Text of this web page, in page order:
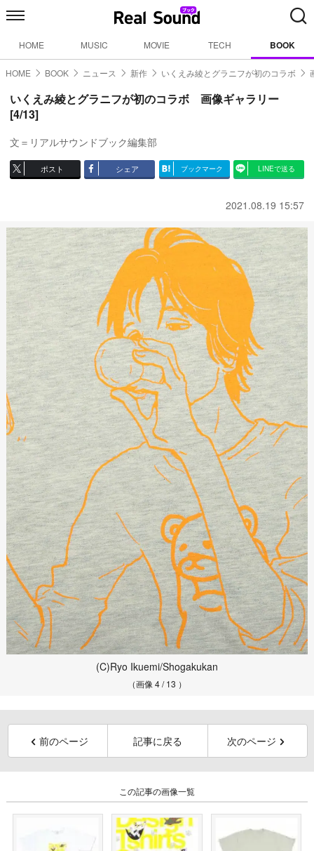
HOME MUSIC MOVIE TECH BOOK
HOME BOOK ニュース 新作 いくえみ綾とグラニフが初のコラボ
いくえみ綾とグラニフが初のコラボ 画像ギャラリー
[4/13]
文＝リアルサウンドブック編集部
ポスト シェア ブックマーク LINEで送る
2021.08.19 15:57
(C)Ryo Ikuemi/Shogakukan
（画像 4 / 13 ）
前のページ 記事に戻る 次のページ
この記事の画像一覧